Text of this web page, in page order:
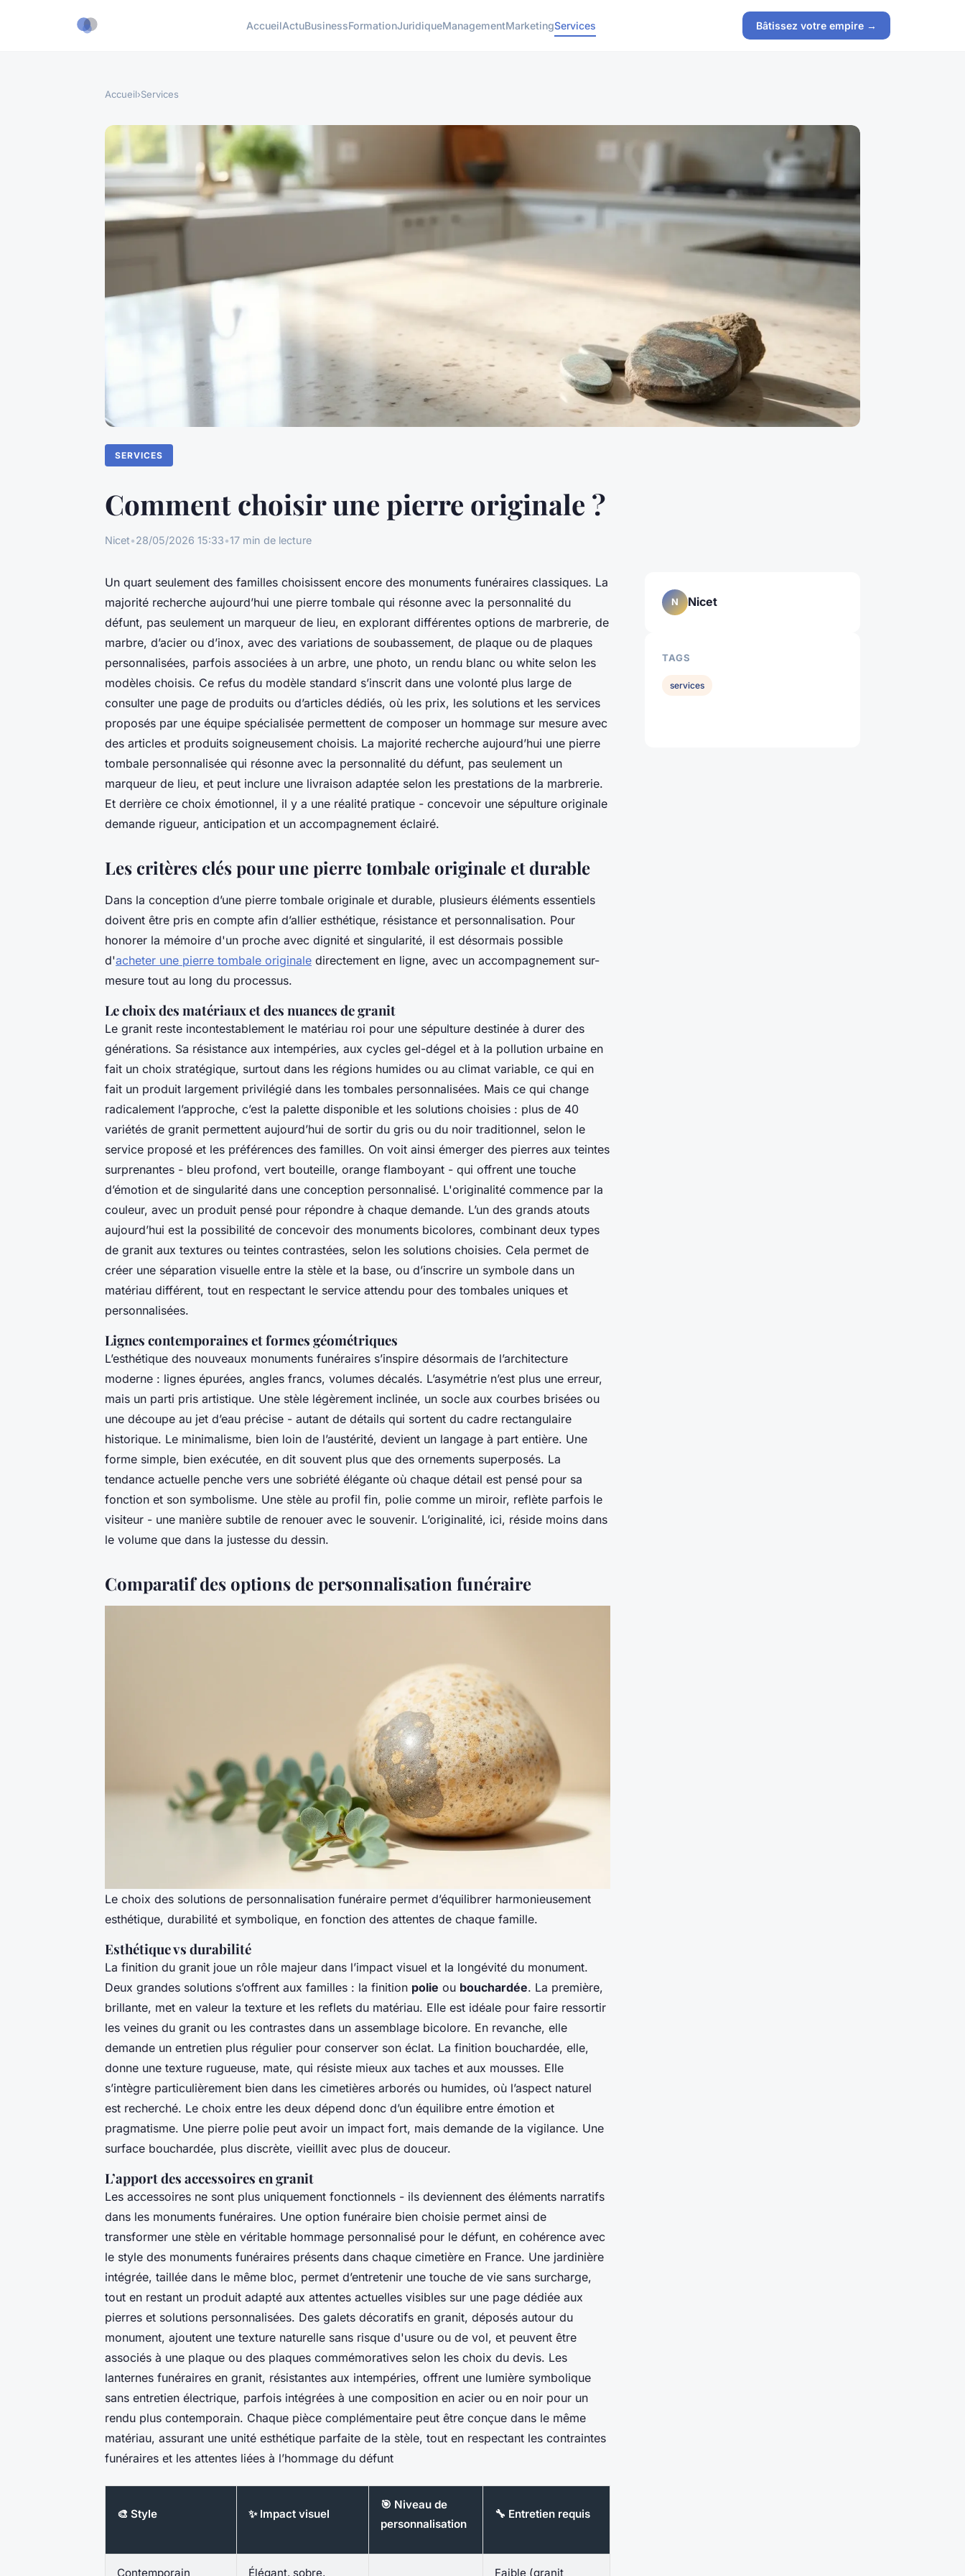
AccueilActuBusinessFormationJuridiqueManagementMarketingServices Bâtissez votre empire →
Accueil›Services
SERVICES
Comment choisir une pierre originale ?
Nicet•28/05/2026 15:33•17 min de lecture
Un quart seulement des familles choisissent encore des monuments funéraires classiques. La
majorité recherche aujourd’hui une pierre tombale qui résonne avec la personnalité du
défunt, pas seulement un marqueur de lieu, en explorant différentes options de marbrerie, de
marbre, d’acier ou d’inox, avec des variations de soubassement, de plaque ou de plaques
personnalisées, parfois associées à un arbre, une photo, un rendu blanc ou white selon les
modèles choisis. Ce refus du modèle standard s’inscrit dans une volonté plus large de
consulter une page de produits ou d’articles dédiés, où les prix, les solutions et les services
proposés par une équipe spécialisée permettent de composer un hommage sur mesure avec
des articles et produits soigneusement choisis. La majorité recherche aujourd’hui une pierre
tombale personnalisée qui résonne avec la personnalité du défunt, pas seulement un
marqueur de lieu, et peut inclure une livraison adaptée selon les prestations de la marbrerie.
Et derrière ce choix émotionnel, il y a une réalité pratique - concevoir une sépulture originale
demande rigueur, anticipation et un accompagnement éclairé.
Les critères clés pour une pierre tombale originale et durable
Dans la conception d’une pierre tombale originale et durable, plusieurs éléments essentiels
doivent être pris en compte afin d’allier esthétique, résistance et personnalisation. Pour
honorer la mémoire d'un proche avec dignité et singularité, il est désormais possible
d'acheter une pierre tombale originale directement en ligne, avec un accompagnement sur-
mesure tout au long du processus.
Le choix des matériaux et des nuances de granit
Le granit reste incontestablement le matériau roi pour une sépulture destinée à durer des
générations. Sa résistance aux intempéries, aux cycles gel-dégel et à la pollution urbaine en
fait un choix stratégique, surtout dans les régions humides ou au climat variable, ce qui en
fait un produit largement privilégié dans les tombales personnalisées. Mais ce qui change
radicalement l’approche, c’est la palette disponible et les solutions choisies : plus de 40
variétés de granit permettent aujourd’hui de sortir du gris ou du noir traditionnel, selon le
service proposé et les préférences des familles. On voit ainsi émerger des pierres aux teintes
surprenantes - bleu profond, vert bouteille, orange flamboyant - qui offrent une touche
d’émotion et de singularité dans une conception personnalisé. L'originalité commence par la
couleur, avec un produit pensé pour répondre à chaque demande. L’un des grands atouts
aujourd’hui est la possibilité de concevoir des monuments bicolores, combinant deux types
de granit aux textures ou teintes contrastées, selon les solutions choisies. Cela permet de
créer une séparation visuelle entre la stèle et la base, ou d’inscrire un symbole dans un
matériau différent, tout en respectant le service attendu pour des tombales uniques et
personnalisées.
Lignes contemporaines et formes géométriques
L’esthétique des nouveaux monuments funéraires s’inspire désormais de l’architecture
moderne : lignes épurées, angles francs, volumes décalés. L’asymétrie n’est plus une erreur,
mais un parti pris artistique. Une stèle légèrement inclinée, un socle aux courbes brisées ou
une découpe au jet d’eau précise - autant de détails qui sortent du cadre rectangulaire
historique. Le minimalisme, bien loin de l’austérité, devient un langage à part entière. Une
forme simple, bien exécutée, en dit souvent plus que des ornements superposés. La
tendance actuelle penche vers une sobriété élégante où chaque détail est pensé pour sa
fonction et son symbolisme. Une stèle au profil fin, polie comme un miroir, reflète parfois le
visiteur - une manière subtile de renouer avec le souvenir. L’originalité, ici, réside moins dans
le volume que dans la justesse du dessin.
Comparatif des options de personnalisation funéraire
Le choix des solutions de personnalisation funéraire permet d’équilibrer harmonieusement
esthétique, durabilité et symbolique, en fonction des attentes de chaque famille.
Esthétique vs durabilité
La finition du granit joue un rôle majeur dans l’impact visuel et la longévité du monument.
Deux grandes solutions s’offrent aux familles : la finition polie ou bouchardée. La première,
brillante, met en valeur la texture et les reflets du matériau. Elle est idéale pour faire ressortir
les veines du granit ou les contrastes dans un assemblage bicolore. En revanche, elle
demande un entretien plus régulier pour conserver son éclat. La finition bouchardée, elle,
donne une texture rugueuse, mate, qui résiste mieux aux taches et aux mousses. Elle
s’intègre particulièrement bien dans les cimetières arborés ou humides, où l’aspect naturel
est recherché. Le choix entre les deux dépend donc d’un équilibre entre émotion et
pragmatisme. Une pierre polie peut avoir un impact fort, mais demande de la vigilance. Une
surface bouchardée, plus discrète, vieillit avec plus de douceur.
L’apport des accessoires en granit
Les accessoires ne sont plus uniquement fonctionnels - ils deviennent des éléments narratifs
dans les monuments funéraires. Une option funéraire bien choisie permet ainsi de
transformer une stèle en véritable hommage personnalisé pour le défunt, en cohérence avec
le style des monuments funéraires présents dans chaque cimetière en France. Une jardinière
intégrée, taillée dans le même bloc, permet d’entretenir une touche de vie sans surcharge,
tout en restant un produit adapté aux attentes actuelles visibles sur une page dédiée aux
pierres et solutions personnalisées. Des galets décoratifs en granit, déposés autour du
monument, ajoutent une texture naturelle sans risque d'usure ou de vol, et peuvent être
associés à une plaque ou des plaques commémoratives selon les choix du devis. Les
lanternes funéraires en granit, résistantes aux intempéries, offrent une lumière symbolique
sans entretien électrique, parfois intégrées à une composition en acier ou en noir pour un
rendu plus contemporain. Chaque pièce complémentaire peut être conçue dans le même
matériau, assurant une unité esthétique parfaite de la stèle, tout en respectant les contraintes
funéraires et les attentes liées à l’hommage du défunt
🎨 Style ✨ Impact visuel
🎯 Niveau de
personnalisation
🔧 Entretien requis
Contemporain Élégant, sobre, Faible (granit
N Nicet
TAGS
services